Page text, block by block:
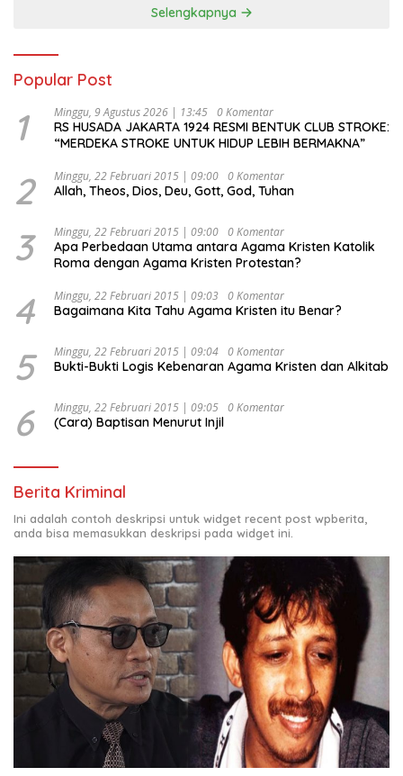
Selengkapnya
Popular Post
1 Minggu, 9 Agustus 2026 | 13:45 0 Komentar
RS HUSADA JAKARTA 1924 RESMI BENTUK CLUB STROKE:
“MERDEKA STROKE UNTUK HIDUP LEBIH BERMAKNA”
2 Minggu, 22 Februari 2015 | 09:00 0 Komentar
Allah, Theos, Dios, Deu, Gott, God, Tuhan
3 Minggu, 22 Februari 2015 | 09:00 0 Komentar
Apa Perbedaan Utama antara Agama Kristen Katolik
Roma dengan Agama Kristen Protestan?
4 Minggu, 22 Februari 2015 | 09:03 0 Komentar
Bagaimana Kita Tahu Agama Kristen itu Benar?
5 Minggu, 22 Februari 2015 | 09:04 0 Komentar
Bukti-Bukti Logis Kebenaran Agama Kristen dan Alkitab
6 Minggu, 22 Februari 2015 | 09:05 0 Komentar
(Cara) Baptisan Menurut Injil
Berita Kriminal
Ini adalah contoh deskripsi untuk widget recent post wpberita,
anda bisa memasukkan deskripsi pada widget ini.